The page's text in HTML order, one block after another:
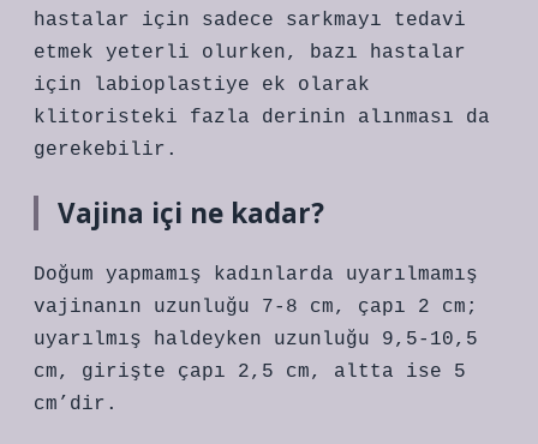
hastalar için sadece sarkmayı tedavi
etmek yeterli olurken, bazı hastalar
için labioplastiye ek olarak
klitoristeki fazla derinin alınması da
gerekebilir.
Vajina içi ne kadar?
Doğum yapmamış kadınlarda uyarılmamış
vajinanın uzunluğu 7-8 cm, çapı 2 cm;
uyarılmış haldeyken uzunluğu 9,5-10,5
cm, girişte çapı 2,5 cm, altta ise 5
cm’dir.